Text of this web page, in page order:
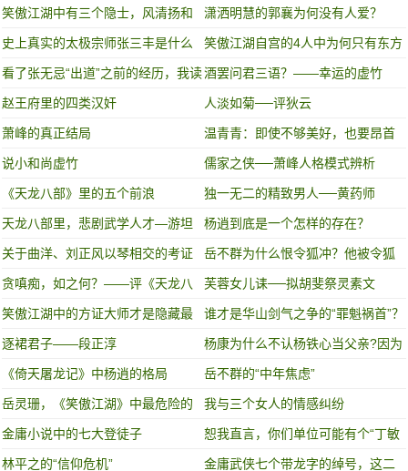
斗争的悲剧产物
笑傲江湖中有三个隐士，风清扬和
莫大都是小隐，第三个才是大隐
潇洒明慧的郭襄为何没有人爱？
史上真实的太极宗师张三丰是什么
样?
笑傲江湖自宫的4人中为何只有东方
不败最强？
看了张无忌“出道”之前的经历，我读
到了人性中最大的恶
酒罢问君三语？——幸运的虚竹
赵王府里的四类汉奸 人淡如菊──评狄云
萧峰的真正结局
温青青：即使不够美好，也要昂首
去爱
说小和尚虚竹 儒家之侠──萧峰人格模式辨析
《天龙八部》里的五个前浪 独一无二的精致男人──黄药师
天龙八部里，悲剧武学人才—游坦
之
杨逍到底是一个怎样的存在？
关于曲洋、刘正风以琴相交的考证
岳不群为什么恨令狐冲？他被令狐
冲戳中痛点
贪嗔痴，如之何？——评《天龙八
部》
芙蓉女儿诔──拟胡斐祭灵素文
笑傲江湖中的方证大师才是隐藏最
深的伪君子？
谁才是华山剑气之争的“罪魁祸首”？
金庸：杨过和令狐冲
逐裙君子——段正淳
杨康为什么不认杨铁心当父亲?因为
杨铁心也不拿他当儿子啊
《倚天屠龙记》中杨逍的格局 岳不群的“中年焦虑”
岳灵珊，《笑傲江湖》中最危险的
政治人物
我与三个女人的情感纠纷
金庸小说中的七大登徒子
恕我直言，你们单位可能有个“丁敏
君”！
林平之的“信仰危机” 金庸武侠七个带龙字的绰号，这二